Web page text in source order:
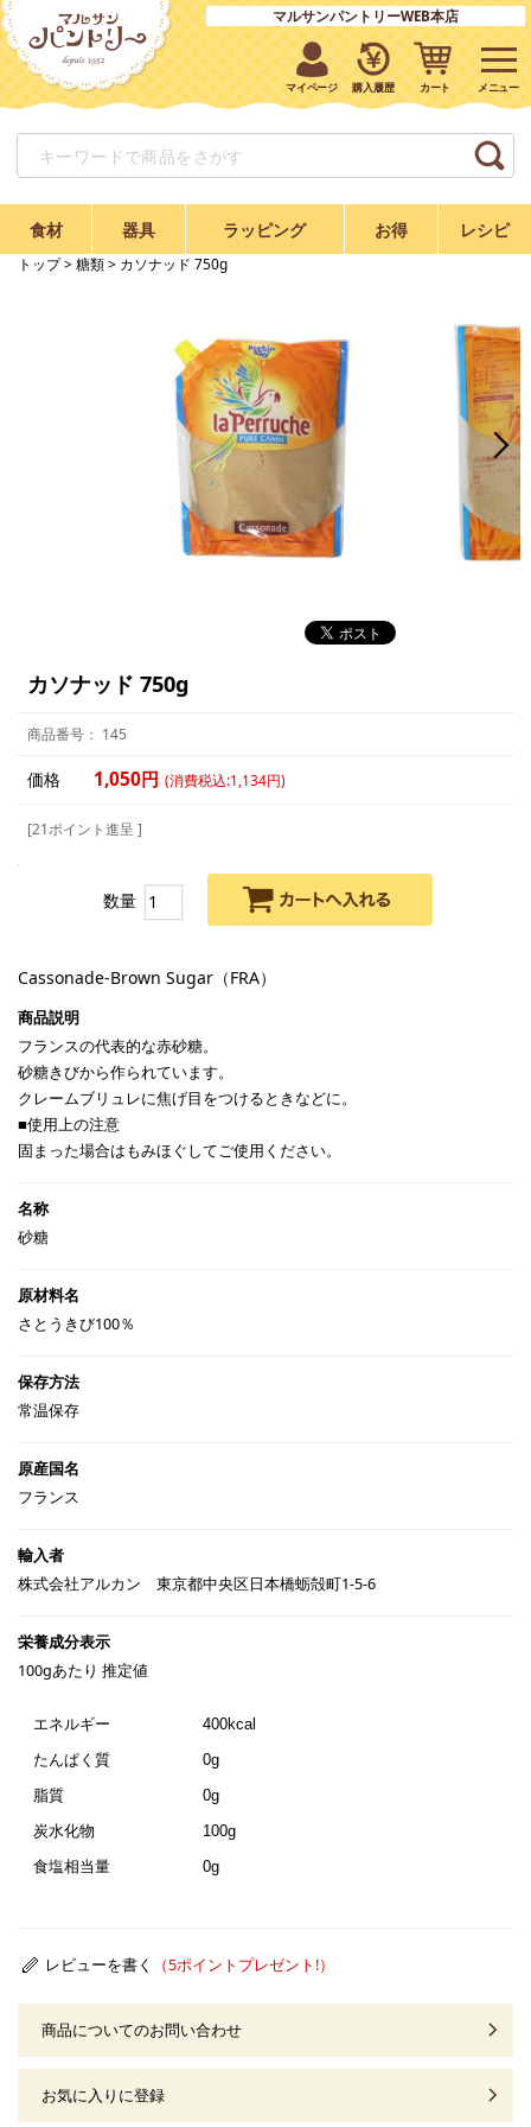
マルサンパントリーWEB本店
マイページ 購入履歴 カート
食材 器具 ラッピング お得 レシピ
トップ> 糖類> カソナッド 750g
カソナッド 750g
145
価格 1,050円 (消費税込:1,134円)
[21ポイント進呈 ]
数量
Cassonade-Brown Sugar（FRA）
フランスの代表的な赤砂糖。
砂糖きびから作られています。
クレームブリュレに焦げ目をつけるときなどに。
■使用上の注意
固まった場合はもみほぐしてご使用ください。
砂糖
さとうきび100％
常温保存
フランス
株式会社アルカン 東京都中央区日本橋蛎殻町1-5-6
100gあたり 推定値
エネルギー 400kcal
たんぱく質 0g
脂質 0g
炭水化物 100g
食塩相当量 0g
レビューを書く
商品についてのお問い合わせ
お気に入りに登録